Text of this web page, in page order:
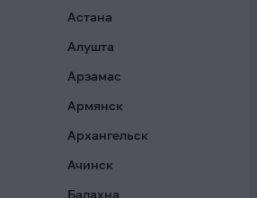
Астана
Алушта
Арзамас
Армянск
Архангельск
Ачинск
Балахна